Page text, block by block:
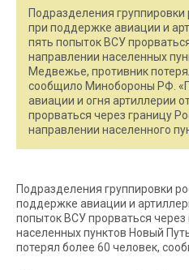
Подразделения группировки
при поддержке авиации и
пять попыток ВСУ
направлении населенных
Медвежье, противник
сообщило Минобороны РФ.
авиации и огня артиллерии
прорваться через границу
направлении населенного
Подразделения группировки
поддержке авиации и
попыток ВСУ прорваться
населенных пунктов Новый
потерял более 60 человек,